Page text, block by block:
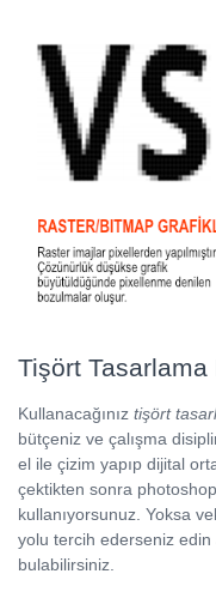
Tişört Tasarlama
Kullanacağınız tişört
bütçeniz ve çalışma
el ile çizim yapıp dijital
çektikten sonra
kullanıyorsunuz. Yoksa
yolu tercih ederseniz edin
bulabilirsiniz.